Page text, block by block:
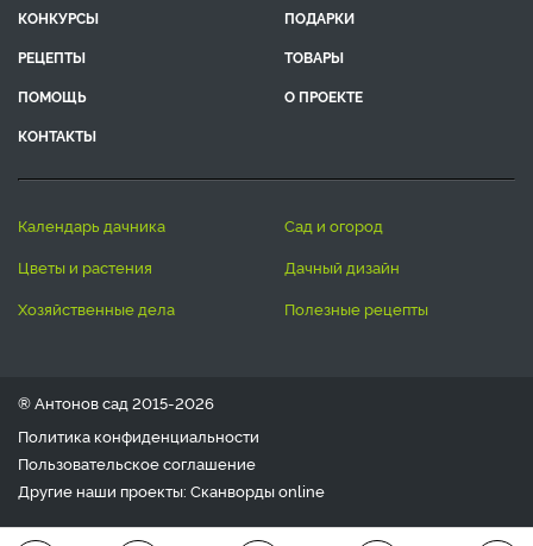
КОНКУРСЫ
ПОДАРКИ
РЕЦЕПТЫ
ТОВАРЫ
ПОМОЩЬ
О ПРОЕКТЕ
КОНТАКТЫ
календарь дачника
сад и огород
цветы и растения
дачный дизайн
хозяйственные дела
полезные рецепты
® Антонов сад 2015-2026
Политика конфиденциальности
Пользовательское соглашение
Другие наши проекты: Сканвордыonline
Любое использование материала допускается только с